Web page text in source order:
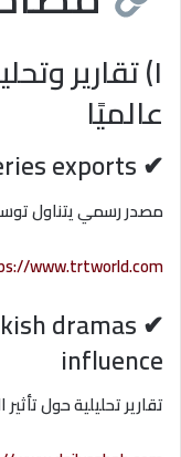
١) تقارير
عالميًا
✔ TRT World – Turkish TV series exports
مصدر رسمي يتناول توسع
www.trtworld.com
dramas
influence
تقارير تحليلية حول